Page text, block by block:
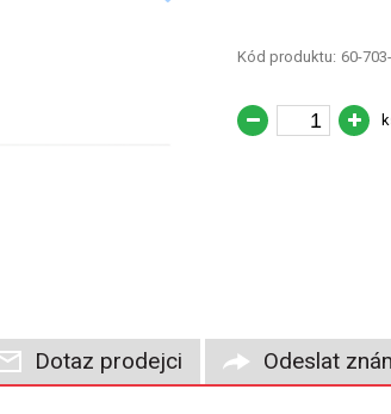
Kód produktu: 60-
Dotaz prodejci Odeslat